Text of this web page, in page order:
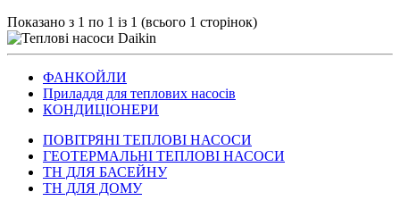
Показано з 1 по 1 із 1 (всього 1 сторінок)
ФАНКОЙЛИ
Приладдя для теплових насосів
КОНДИЦІОНЕРИ
ПОВІТРЯНІ ТЕПЛОВІ НАСОСИ
ГЕОТЕРМАЛЬНІ ТЕПЛОВІ НАСОСИ
ТН ДЛЯ БАСЕЙНУ
ТН ДЛЯ ДОМУ